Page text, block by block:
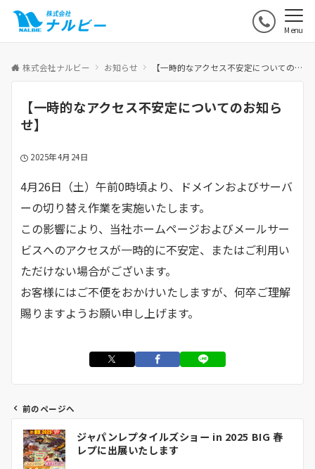
Menu
株式会社ナルビー お知らせ 【一時的なアクセス不安定についてのお知らせ】
【一時的なアクセス不安定についてのお知ら
せ】
2025年4月24日
4月26日（土）午前0時頃より、ドメインおよびサーバ
ーの切り替え作業を実施いたします。
この影響により、当社ホームページおよびメールサー
ビスへのアクセスが一時的に不安定、またはご利用い
ただけない場合がございます。
お客様にはご不便をおかけいたしますが、何卒ご理解
賜りますようお願い申し上げます。
前のページへ
ジャパンレプタイルズショー in 2025 BIG 春
レプに出展いたします